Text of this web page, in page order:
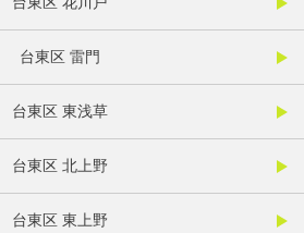
台東区 雷門
台東区 東浅草
台東区 北上野
台東区 東上野